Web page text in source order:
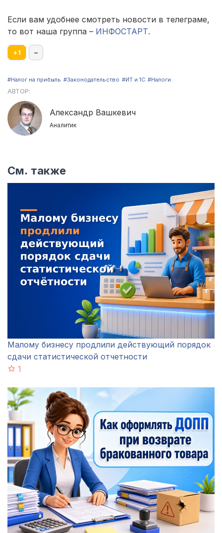
Если вам удобнее смотреть новости в телеграме,
то вот наша группа – ИНФОСТАРТ.
+1 –
#Налог на прибыль #Законодательство #ИТ и 1С #Налоги
АВТОР:
Александр Вашкевич
Аналитик
См. также
Малому бизнесу продлили действующий порядок
сдачи статистической отчетности
1